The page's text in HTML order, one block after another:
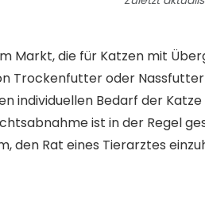
Markt, die für Katzen mit
Trockenfutter oder
individuellen Bedarf der
ist in der Regel
den Rat eines Tierarztes